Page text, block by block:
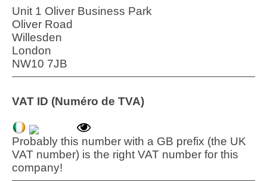
Unit 1 Oliver Business Park
Oliver Road
Willesden
London
NW10 7JB
VAT ID (Numéro de TVA)
Probably this number with a GB prefix (the UK
VAT number) is the right VAT number for this
company!